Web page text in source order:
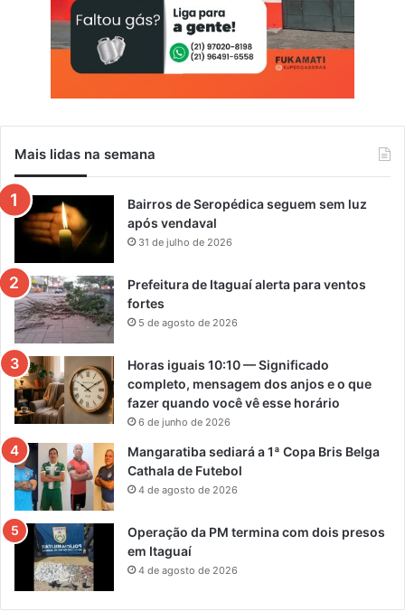
Mais lidas na semana
Bairros de Seropédica seguem sem luz
após vendaval
31 de julho de 2026
Prefeitura de Itaguaí alerta para ventos
fortes
5 de agosto de 2026
Horas iguais 10:10 — Significado
completo, mensagem dos anjos e o que
fazer quando você vê esse horário
6 de junho de 2026
Mangaratiba sediará a 1ª Copa Bris Belga
Cathala de Futebol
4 de agosto de 2026
Operação da PM termina com dois presos
em Itaguaí
4 de agosto de 2026